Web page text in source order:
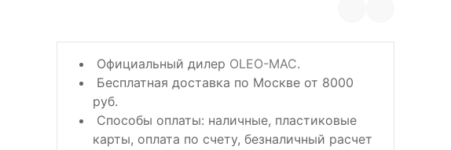
Официальный дилер OLEO-MAC.
Бесплатная доставка по Москве от 8000
руб.
Способы оплаты: наличные, пластиковые
карты, оплата по счету, безналичный расчет